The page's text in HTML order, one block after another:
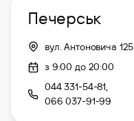
Печерськ
вул. Антоновича 125
з 9:00 до 20:00
044 331-54-81,
066 037-91-99